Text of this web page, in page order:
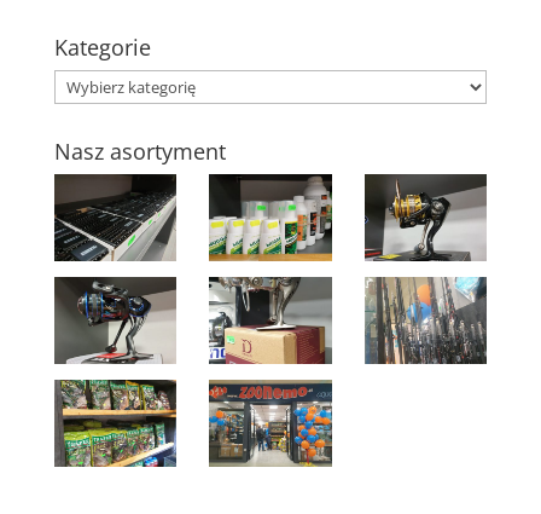
Kategorie
Kategorie
Nasz asortyment